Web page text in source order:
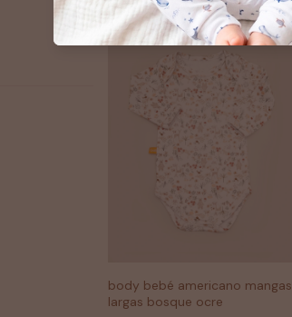
body bebé americano mangas
largas bosque ocre